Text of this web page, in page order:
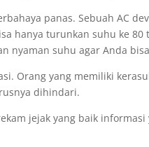
panas. Sebuah AC
hanya turunkan suhu ke
nyaman suhu agar Anda
Orang yang memiliki
dihindari.
jejak yang baik